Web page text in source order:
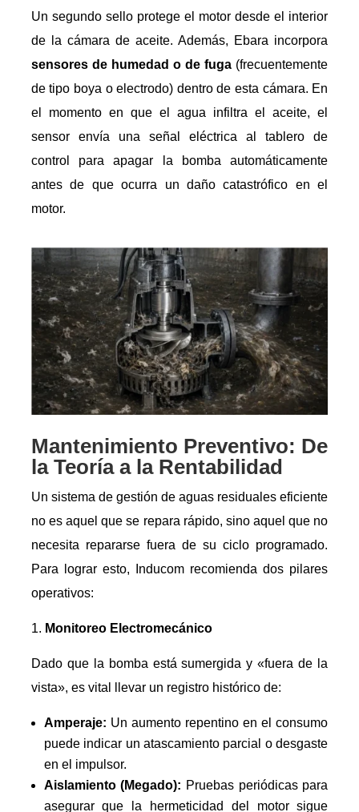
Un segundo sello protege el motor desde el interior
de la cámara de aceite. Además, Ebara incorpora
sensores de humedad o de fuga (frecuentemente
de tipo boya o electrodo) dentro de esta cámara. En
el momento en que el agua infiltra el aceite, el
sensor envía una señal eléctrica al tablero de
control para apagar la bomba automáticamente
antes de que ocurra un daño catastrófico en el
motor.
Mantenimiento Preventivo: De
la Teoría a la Rentabilidad
Un sistema de gestión de aguas residuales eficiente
no es aquel que se repara rápido, sino aquel que no
necesita repararse fuera de su ciclo programado.
Para lograr esto, Inducom recomienda dos pilares
operativos:
Monitoreo Electromecánico
Dado que la bomba está sumergida y «fuera de la
vista», es vital llevar un registro histórico de:
Amperaje: Un aumento repentino en el consumo
puede indicar un atascamiento parcial o desgaste
en el impulsor.
Aislamiento (Megado): Pruebas periódicas para
asegurar que la hermeticidad del motor sigue